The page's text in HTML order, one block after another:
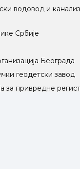
водовод и
Србије
Београда
геодетски завод
за привредне